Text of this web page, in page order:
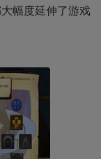
幅度延伸了游戏